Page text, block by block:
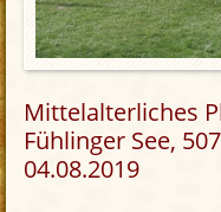
Mittelalterliches
Fühlinger See,
04.08.2019